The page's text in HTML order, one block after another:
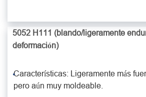
5052 H111 (blando/ligeramente
deformación)
Características: Ligeramente más
pero aún muy moldeable.